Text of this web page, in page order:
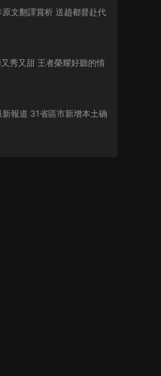
原文翻譯賞析 送趙都督赴代
秀又甜 王者榮耀好聽的情
報道 31省區市新增本土确